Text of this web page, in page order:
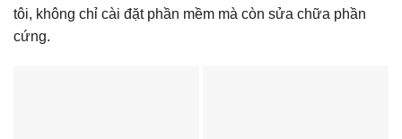
tôi, không chỉ cài đặt phần mềm mà còn sửa chữa phần
cứng.